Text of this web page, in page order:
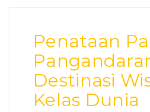
Penataan
Destinasi
Kelas Dunia